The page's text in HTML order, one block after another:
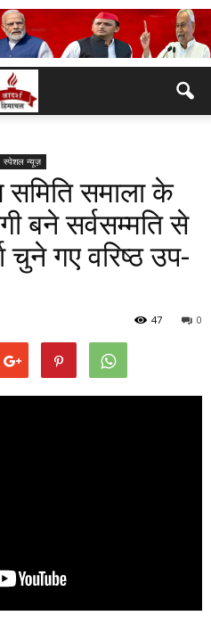
स्पेशल न्यूज़
समाला के
बने सर्वसम्मति से
चुने गए वरिष्ठ उप-
0
47